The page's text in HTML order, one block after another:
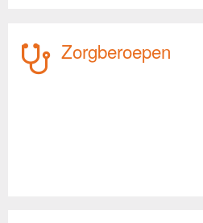
Zorgberoepen